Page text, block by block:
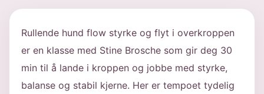
Rullende hund flow styrke og flyt i overkroppen
er en klasse med Stine Brosche som gir deg 30
min til å lande i kroppen og jobbe med styrke,
balanse og stabil kjerne. Her er tempoet tydelig